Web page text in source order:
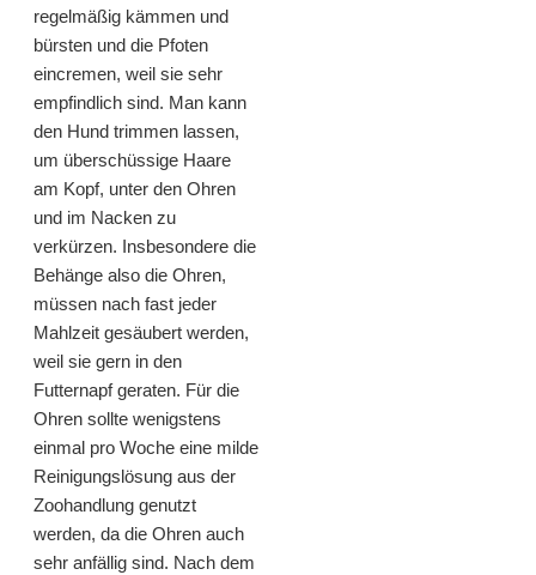
regelmäßig kämmen und
bürsten und die Pfoten
eincremen, weil sie sehr
empfindlich sind. Man kann
den Hund trimmen lassen,
um überschüssige Haare
am Kopf, unter den Ohren
und im Nacken zu
verkürzen. Insbesondere die
Behänge also die Ohren,
müssen nach fast jeder
Mahlzeit gesäubert werden,
weil sie gern in den
Futternapf geraten. Für die
Ohren sollte wenigstens
einmal pro Woche eine milde
Reinigungslösung aus der
Zoohandlung genutzt
werden, da die Ohren auch
sehr anfällig sind. Nach dem